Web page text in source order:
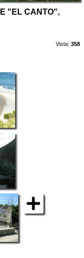
"EL CANTO",
Vista: 358